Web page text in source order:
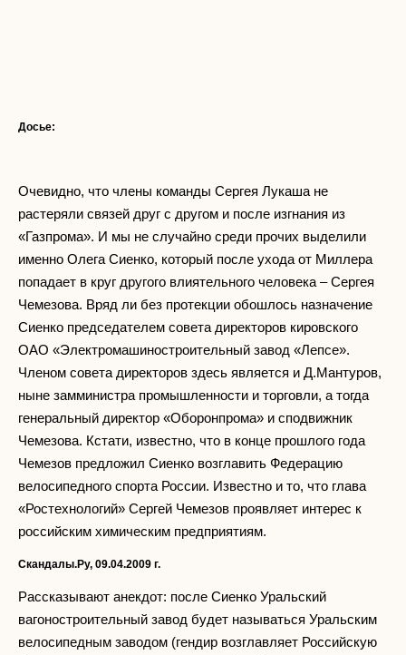
Досье:
Очевидно, что члены команды Сергея Лукаша не
растеряли связей друг с другом и после изгнания из
«Газпрома». И мы не случайно среди прочих выделили
именно Олега Сиенко, который после ухода от Миллера
попадает в круг другого влиятельного человека – Сергея
Чемезова. Вряд ли без протекции обошлось назначение
Сиенко председателем совета директоров кировского
ОАО «Электромашиностроительный завод «Лепсе».
Членом совета директоров здесь является и Д.Мантуров,
ныне замминистра промышленности и торговли, а тогда
генеральный директор «Оборонпрома» и сподвижник
Чемезова. Кстати, известно, что в конце прошлого года
Чемезов предложил Сиенко возглавить Федерацию
велосипедного спорта России. Известно и то, что глава
«Ростехнологий» Сергей Чемезов проявляет интерес к
российским химическим предприятиям.
Скандалы.Ру, 09.04.2009 г.
Рассказывают анекдот: после Сиенко Уральский
вагоностроительный завод будет называться Уральским
велосипедным заводом (гендир возглавляет Российскую